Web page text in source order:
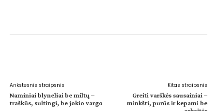
Ankstesnis straipsnis
Naminiai blyneliai be miltų –
traškūs, sultingi, be jokio vargo
Kitas straipsnis
Greiti varškės sausainiai –
minkšti, purūs ir kepami be